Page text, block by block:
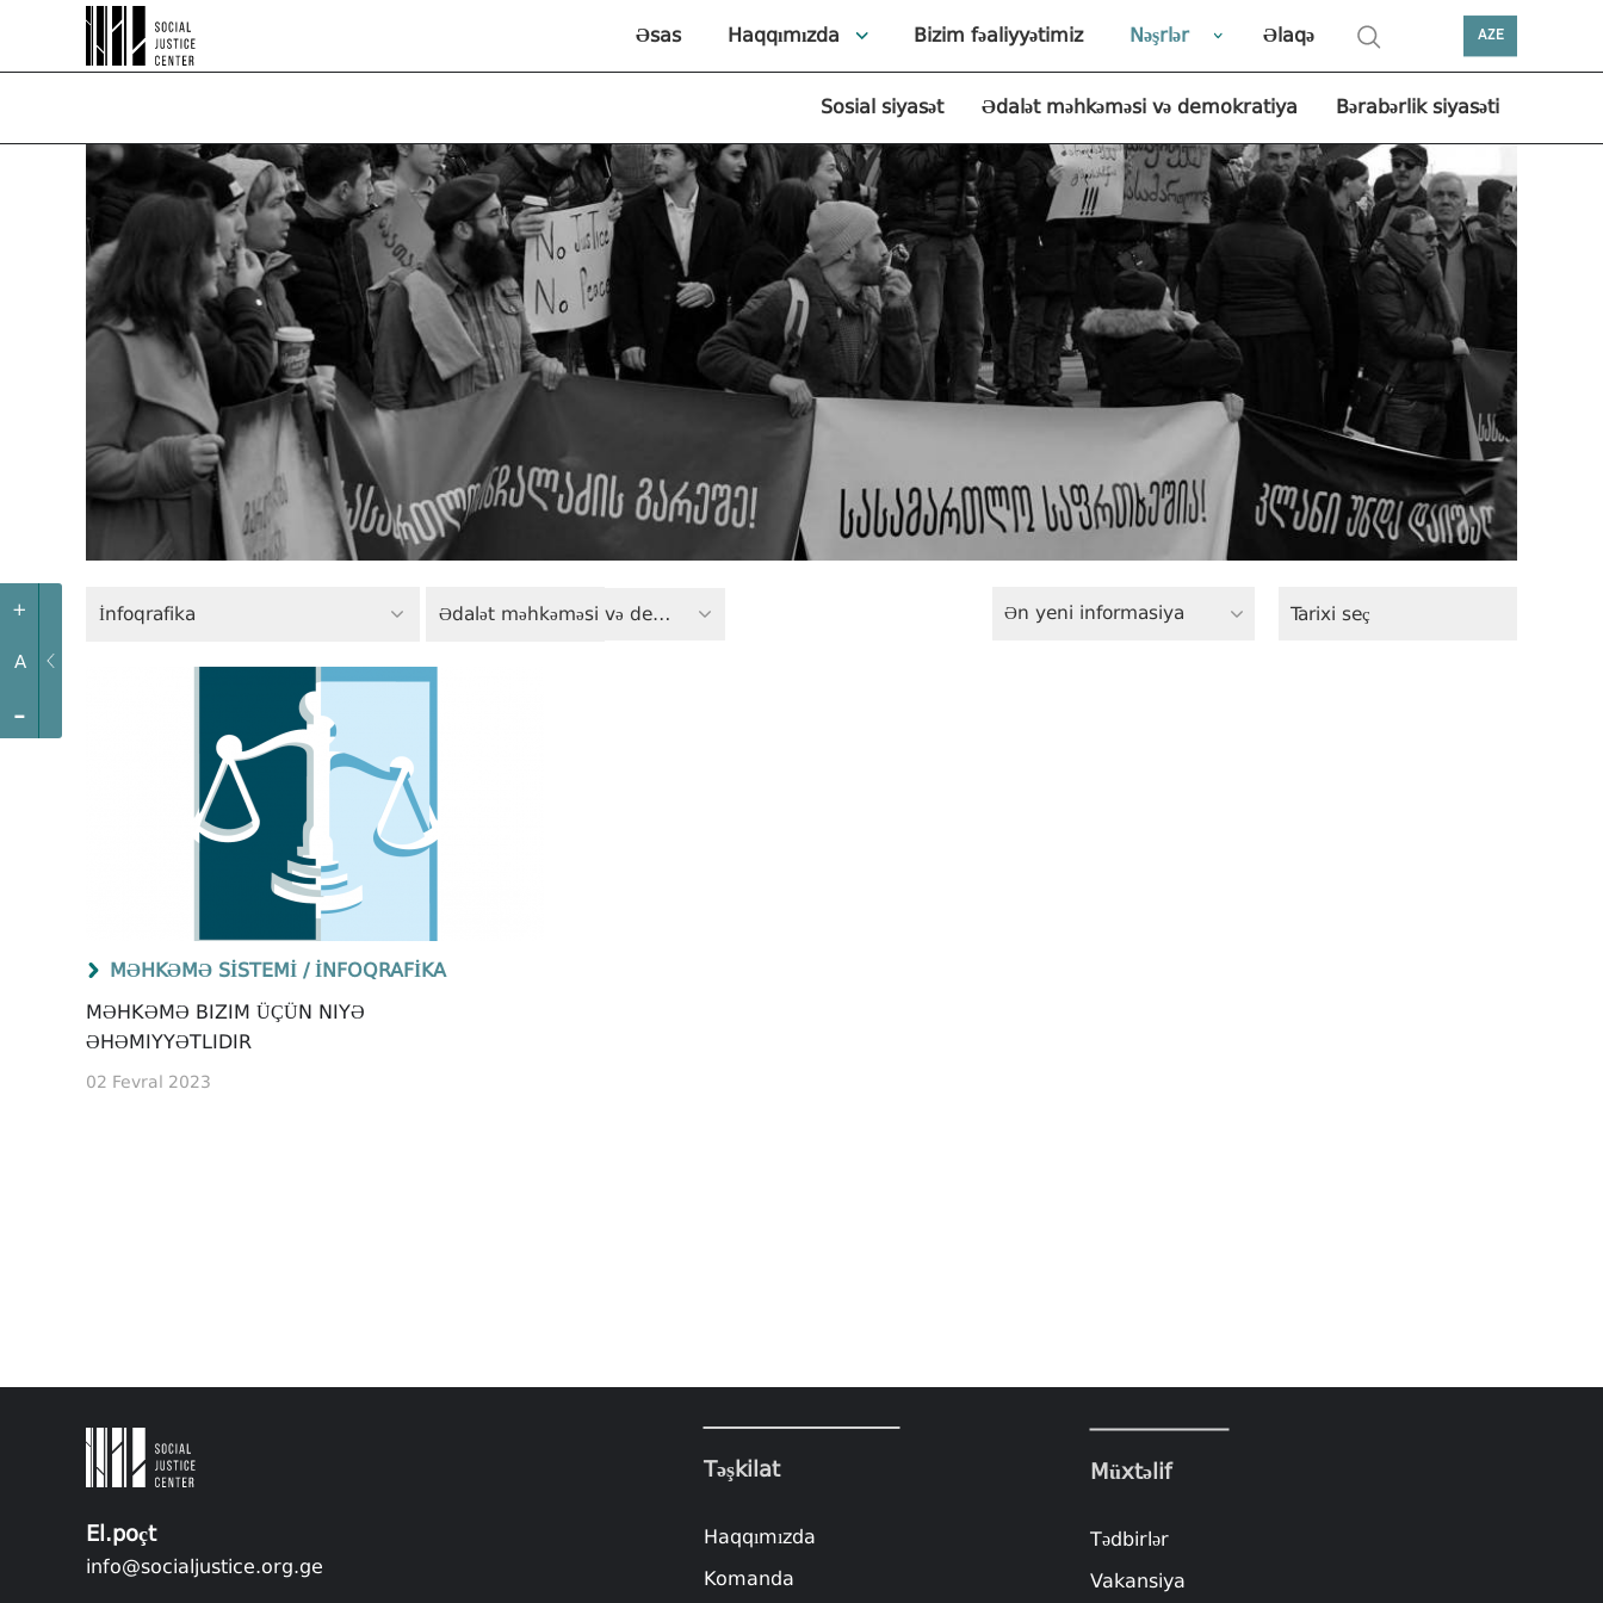
+
A
-
Əsas Haqqımızda Bizim fəaliyyətimiz Nəşrlər Əlaqə AZE
Sosial siyasət Ədalət məhkəməsi və demokratiya Bərabərlik siyasəti
İnfoqrafika Ədalət məhkəməsi və demokratiya Ən yeni informasiya
MƏHKƏMƏ SISTEMI / İNFOQRAFIKA
MƏHKƏMƏ BIZIM ÜÇÜN NIYƏ
ƏHƏMIYYƏTLIDIR
02 Fevral 2023
El.poçt
info@socialjustice.org.ge
Təşkilat
Haqqımızda
Komanda
Müxtəlif
Tədbirlər
Vakansiya